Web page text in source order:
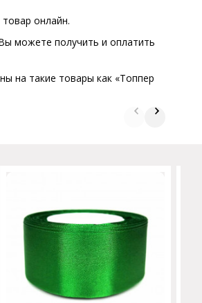
онлайн.
можете получить и оплатить
на такие товары как «Топпер